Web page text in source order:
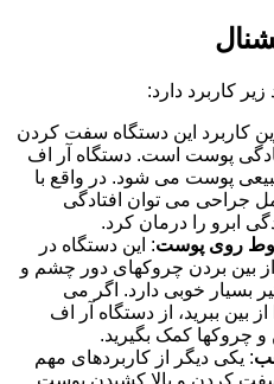
کاربرد دارد:
کاربرد این دستگاه سفت کردن
پوست است. دستگاه آر اف
پوست می شود. در واقع با
جراحی می توان افتادگی
ابرو را درمان کرد.
روی پوست: این دستگاه در
بین بردن چروکهای دور چشم و
بسیار خوبی دارد. اگر می
بین ببرید، از دستگاه آر اف
چروکها کمک بگیرید.
: یکی دیگر از کاربردهای مهم